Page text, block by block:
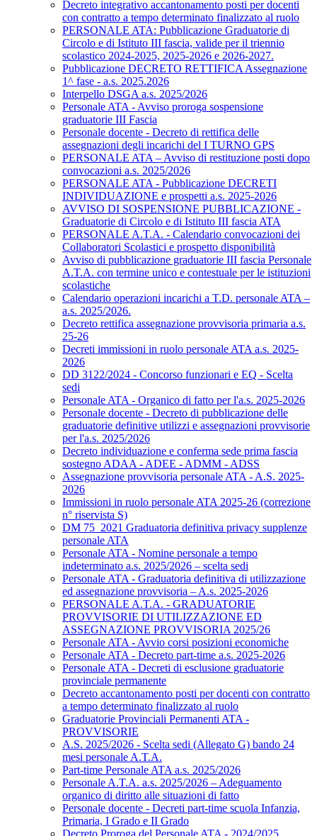
Decreto integrativo accantonamento posti per docenti
con contratto a tempo determinato finalizzato al ruolo
PERSONALE ATA: Pubblicazione Graduatorie di
Circolo e di Istituto III fascia, valide per il triennio
scolastico 2024-2025, 2025-2026 e 2026-2027.
Pubblicazione DECRETO RETTIFICA Assegnazione
1^ fase - a.s. 2025.2026
Interpello DSGA a.s. 2025/2026
Personale ATA - Avviso proroga sospensione
graduatorie III Fascia
Personale docente - Decreto di rettifica delle
assegnazioni degli incarichi del I TURNO GPS
PERSONALE ATA – Avviso di restituzione posti dopo
convocazioni a.s. 2025/2026
PERSONALE ATA - Pubblicazione DECRETI
INDIVIDUAZIONE e prospetti a.s. 2025-2026
AVVISO DI SOSPENSIONE PUBBLICAZIONE -
Graduatorie di Circolo e di Istituto III fascia ATA
PERSONALE A.T.A. - Calendario convocazioni dei
Collaboratori Scolastici e prospetto disponibilità
Avviso di pubblicazione graduatorie III fascia Personale
A.T.A. con termine unico e contestuale per le istituzioni
scolastiche
Calendario operazioni incarichi a T.D. personale ATA –
a.s. 2025/2026.
Decreto rettifica assegnazione provvisoria primaria a.s.
25-26
Decreti immissioni in ruolo personale ATA a.s. 2025-
2026
DD 3122/2024 - Concorso funzionari e EQ - Scelta
sedi
Personale ATA - Organico di fatto per l'a.s. 2025-2026
Personale docente - Decreto di pubblicazione delle
graduatorie definitive utilizzi e assegnazioni provvisorie
per l'a.s. 2025/2026
Decreto individuazione e conferma sede prima fascia
sostegno ADAA - ADEE - ADMM - ADSS
Assegnazione provvisoria personale ATA - A.S. 2025-
2026
Immissioni in ruolo personale ATA 2025-26 (correzione
n° riservista S)
DM 75_2021 Graduatoria definitiva privacy supplenze
personale ATA
Personale ATA - Nomine personale a tempo
indeterminato a.s. 2025/2026 – scelta sedi
Personale ATA - Graduatoria definitiva di utilizzazione
ed assegnazione provvisoria – A.s. 2025-2026
PERSONALE A.T.A. - GRADUATORIE
PROVVISORIE DI UTILIZZAZIONE ED
ASSEGNAZIONE PROVVISORIA 2025/26
Personale ATA - Avvio corsi posizioni economiche
Personale ATA - Decreto part-time a.s. 2025-2026
Personale ATA - Decreti di esclusione graduatorie
provinciale permanente
Decreto accantonamento posti per docenti con contratto
a tempo determinato finalizzato al ruolo
Graduatorie Provinciali Permanenti ATA -
PROVVISORIE
A.S. 2025/2026 - Scelta sedi (Allegato G) bando 24
mesi personale A.T.A.
Part-time Personale ATA a.s. 2025/2026
Personale A.T.A. a.s. 2025/2026 – Adeguamento
organico di diritto alle situazioni di fatto
Personale docente - Decreti part-time scuola Infanzia,
Primaria, I Grado e II Grado